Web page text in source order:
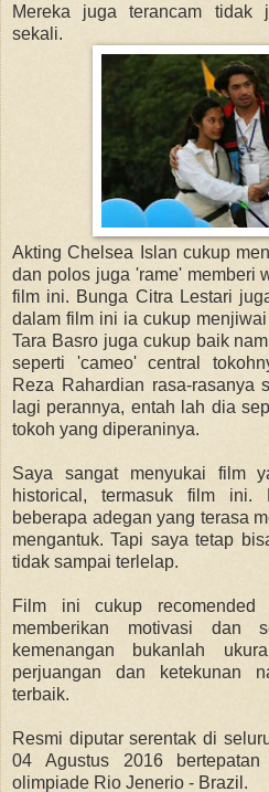
Mereka juga terancam tidak
sekali.
Akting Chelsea Islan cukup
dan polos juga 'rame' memberi
film ini. Bunga Citra Lestari
dalam film ini ia cukup
Tara Basro juga cukup baik
seperti 'cameo' central
Reza Rahardian rasa-rasanya
lagi perannya, entah lah dia
tokoh yang diperaninya.
Saya sangat menyukai film
historical, termasuk film ini.
beberapa adegan yang terasa
mengantuk. Tapi saya tetap
tidak sampai terlelap.
Film ini cukup recomended
memberikan motivasi dan
kemenangan bukanlah
perjuangan dan ketekunan
terbaik.
Resmi diputar serentak di
04 Agustus 2016
olimpiade Rio Jenerio - Brazil.